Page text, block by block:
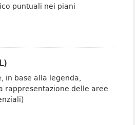
puntuali nei piani
in base alla legenda,
rappresentazione delle aree